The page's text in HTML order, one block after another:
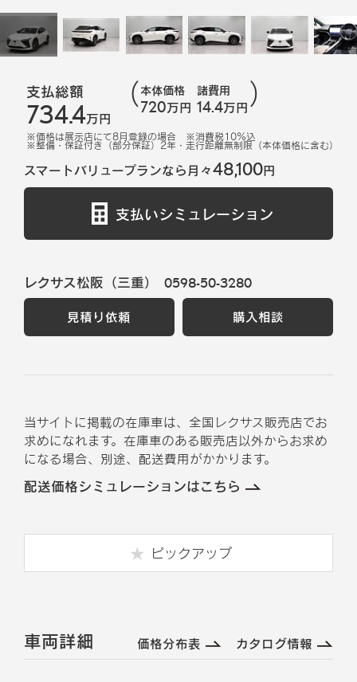
支払総額
734.4万円
本体価格
720万円
諸費用
14.4万円
※価格は展示店にて8月登録の場合 ※消費税10%込
※整備・保証付き（部分保証）2年・走行距離無制限（本体価格に含む）
スマートバリュープランなら月々48,100円
支払いシミュレーション
レクサス松阪（三重） 0598-50-3280
見積り依頼 購入相談
当サイトに掲載の在庫車は、全国レクサス販売店でお
求めになれます。在庫車のある販売店以外からお求め
になる場合、別途、配送費用がかかります。
配送価格シミュレーションはこちら
ピックアップ
車両詳細 価格分布表 カタログ情報